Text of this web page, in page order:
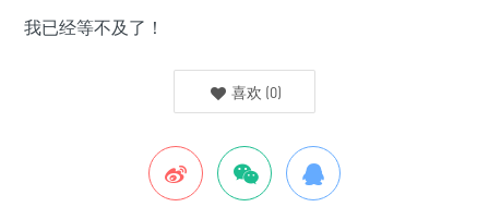
我已经等不及了！
喜欢 (0)